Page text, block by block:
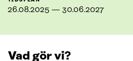
26.08.2025 — 30.06.2027
Vad gör vi?